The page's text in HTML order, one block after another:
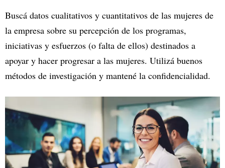
Buscá datos cualitativos y cuantitativos de las mujeres de
la empresa sobre su percepción de los programas,
iniciativas y esfuerzos (o falta de ellos) destinados a
apoyar y hacer progresar a las mujeres. Utilizá buenos
métodos de investigación y mantené la confidencialidad.